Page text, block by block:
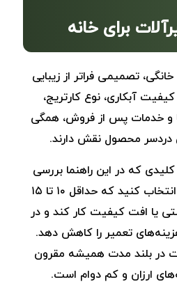
برای خانه‌
تصمیمی فراتر از زیبایی
آبکاری، نوع کارتریج،
و خدمات پس از فروش، همگی
‌دردسر محصول نقش دارند.
گرفتن ۷ معیار کلیدی که در این راهنما بررسی
شد، می‌توانید شیرآلاتی انتخاب کنید که حداقل ۱۰ تا ۱۵
یا افت کیفیت کار کند و در
تعمیر را کاهش دهد.
در بلند مدت همیشه مقرون‌
ارزان و کم‌ دوام است.